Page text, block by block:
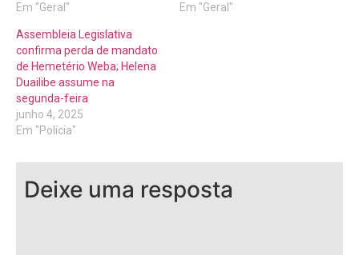
Em "Geral"
Em "Geral"
Assembleia Legislativa
confirma perda de mandato
de Hemetério Weba; Helena
Duailibe assume na
segunda-feira
junho 4, 2025
Em "Polícia"
Deixe uma resposta